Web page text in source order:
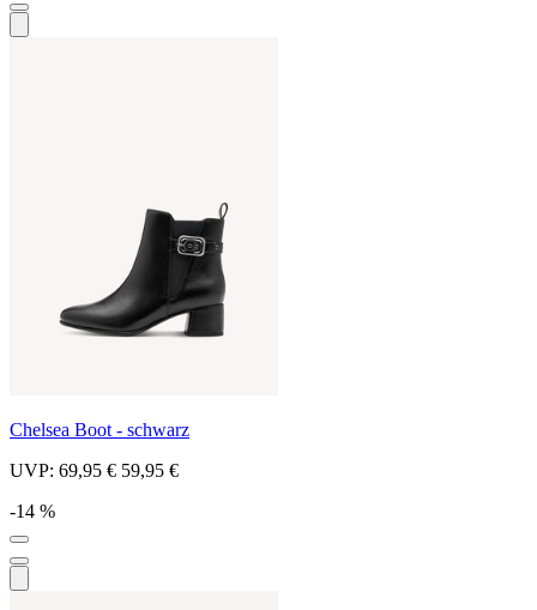
Chelsea Boot - schwarz
UVP: 69,95 € 59,95 €
-14 %